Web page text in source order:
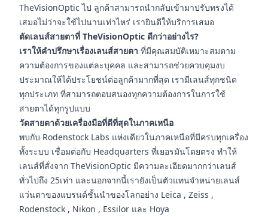
TheVisionOptic ไป ลูกค้าสามารถนำกลับเข้ามาปรับทรงได้
เสมอไม่ว่าจะใช้ไปนานเท่าไหร่ เรายินดีให้บริการเสมอ
ตัดเลนส์สายตาที่ TheVisionOptic ดีกว่าอย่างไร?
เราให้คำปรึกษาเรื่องเลนส์สายตา ที่มีคุณสมบัติเหมาะสมตาม
ความต้องการของแต่ละบุคคล และสามารถช่วยควบคุมงบ
ประมาณให้ได้ประโยชน์ต่อลูกค้ามากที่สุด เรามีเลนส์ทุกชนิด
ทุกประเภท ที่สามารถตอบสนองทุกความต้องการในการใช้
สายตาได้ทุกรูปแบบ
วัดสายตาด้วยเครื่องมือที่ดีที่สุดในภาคเหนือ
พบกับ Rodenstock Labs แห่งเดียวในภาคเหนือที่มีครบทุกเครื่อง
ทั้งระบบ เชื่อมต่อกับ Headquarters ที่เยอรมันโดยตรง ทำให้
เลนส์ที่สั่งจาก TheVisionOptic มีความละเอียดมากกว่าเลนส์
ทั่วไปถึง 25เท่า และนอกจากนี้เรายังเป็นตัวแทนจำหน่ายเลนส์
แว่นตาของแบรนด์ชั้นนำของโลกอย่าง Leica , Zeiss ,
Rodenstock , Nikon , Essilor และ Hoya